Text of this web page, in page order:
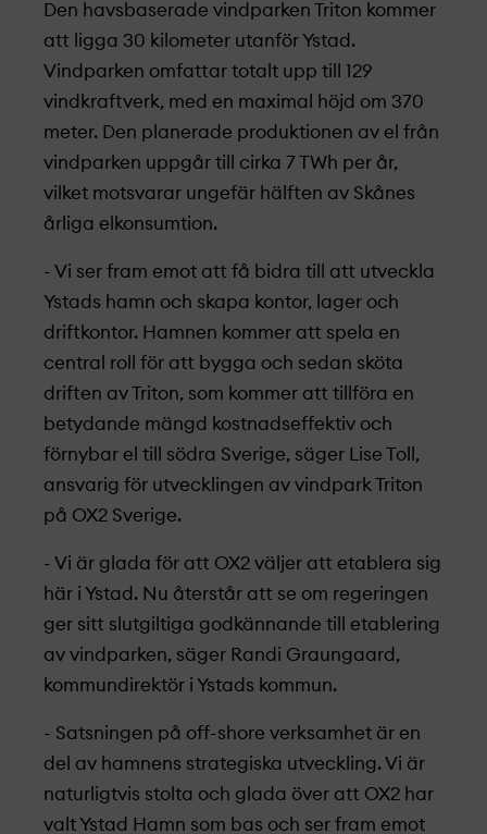
Den havsbaserade vindparken Triton kommer
att ligga 30 kilometer utanför Ystad.
Vindparken omfattar totalt upp till 129
vindkraftverk, med en maximal höjd om 370
meter. Den planerade produktionen av el från
vindparken uppgår till cirka 7 TWh per år,
vilket motsvarar ungefär hälften av Skånes
årliga elkonsumtion.
- Vi ser fram emot att få bidra till att utveckla
Ystads hamn och skapa kontor, lager och
driftkontor. Hamnen kommer att spela en
central roll för att bygga och sedan sköta
driften av Triton, som kommer att tillföra en
betydande mängd kostnadseffektiv och
förnybar el till södra Sverige, säger Lise Toll,
ansvarig för utvecklingen av vindpark Triton
på OX2 Sverige.
- Vi är glada för att OX2 väljer att etablera sig
här i Ystad. Nu återstår att se om regeringen
ger sitt slutgiltiga godkännande till etablering
av vindparken, säger Randi Graungaard,
kommundirektör i Ystads kommun.
- Satsningen på off-shore verksamhet är en
del av hamnens strategiska utveckling. Vi är
naturligtvis stolta och glada över att OX2 har
valt Ystad Hamn som bas och ser fram emot